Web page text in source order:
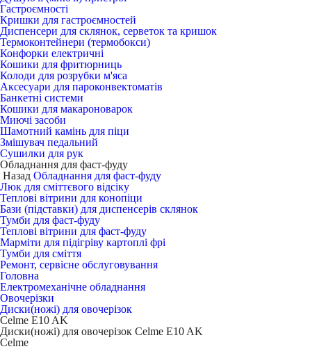
Гастроємності
Кришки для гастроємностей
Диспенсери для склянок, серветок та кришок
Термоконтейнери (термобокси)
Конфорки електричні
Кошики для фритюрниць
Колоди для розрубки м'яса
Аксесуари для пароконвектоматів
Банкетні системи
Кошики для макароноварок
Миючі засоби
Шамотний камінь для піци
Змішувач педальний
Сушилки для рук
Обладнання для фаст-фуду
Назад Обладнання для фаст-фуду
Люк для сміттєвого відсіку
Теплові вітрини для конопіци
Бази (підставки) для диспенсерів склянок
Тумби для фаст-фуду
Теплові вітрини для фаст-фуду
Марміти для підігріву картоплі фрі
Тумби для сміття
Ремонт, сервісне обслуговування
Головна
Електромеханічне обладнання
Овочерізки
Диски(ножі) для овочерізок
Celme E10 AK
Диски(ножі) для овочерізок Celme E10 AK
Celme